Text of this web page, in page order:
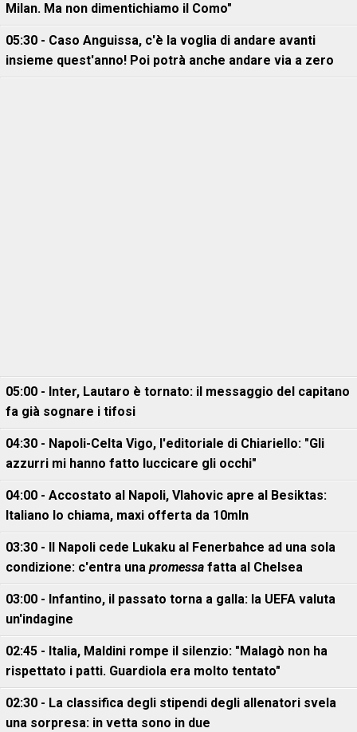
Milan. Ma non dimentichiamo il Como"
05:30 - Caso Anguissa, c'è la voglia di andare avanti
insieme quest'anno! Poi potrà anche andare via a zero
05:00 - Inter, Lautaro è tornato: il messaggio del capitano
fa già sognare i tifosi
04:30 - Napoli-Celta Vigo, l'editoriale di Chiariello: "Gli
azzurri mi hanno fatto luccicare gli occhi"
04:00 - Accostato al Napoli, Vlahovic apre al Besiktas:
Italiano lo chiama, maxi offerta da 10mln
03:30 - Il Napoli cede Lukaku al Fenerbahce ad una sola
condizione: c'entra una promessa fatta al Chelsea
03:00 - Infantino, il passato torna a galla: la UEFA valuta
un'indagine
02:45 - Italia, Maldini rompe il silenzio: "Malagò non ha
rispettato i patti. Guardiola era molto tentato"
02:30 - La classifica degli stipendi degli allenatori svela
una sorpresa: in vetta sono in due